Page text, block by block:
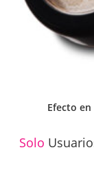
Efecto
Solo